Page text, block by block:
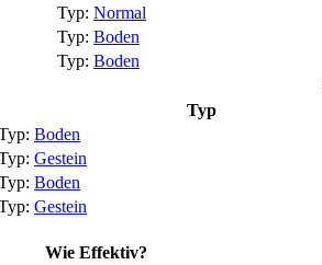
Normal
Boden
Boden
Typ
Boden
Gestein
Boden
Gestein
Wie Effektiv?